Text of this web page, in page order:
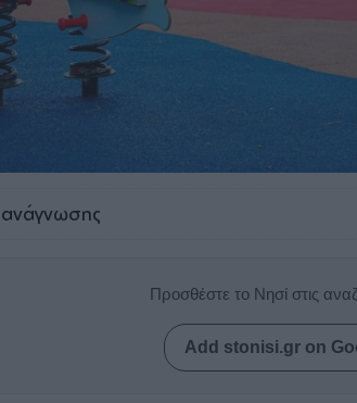
Προσθέστε το Νησί στις
Add stonisi.gr on